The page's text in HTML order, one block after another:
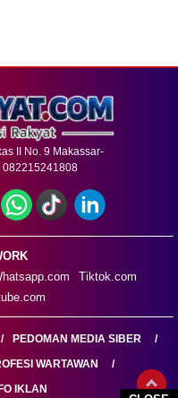
II No. 9 Makassar-
082215241808
Tiktok.com
PEDOMAN MEDIA SIBER
WARTAWAN
IKLAN